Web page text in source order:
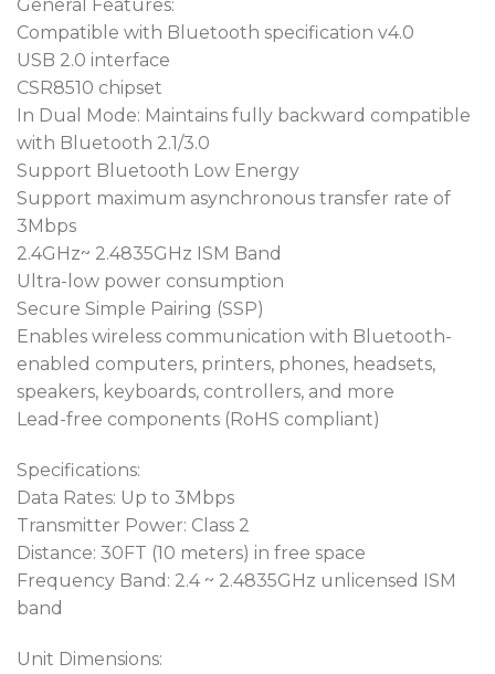
General Features:
Compatible with Bluetooth specification v4.0
USB 2.0 interface
CSR8510 chipset
In Dual Mode: Maintains fully backward compatible
with Bluetooth 2.1/3.0
Support Bluetooth Low Energy
Support maximum asynchronous transfer rate of
3Mbps
2.4GHz~ 2.4835GHz ISM Band
Ultra-low power consumption
Secure Simple Pairing (SSP)
Enables wireless communication with Bluetooth-
enabled computers, printers, phones, headsets,
speakers, keyboards, controllers, and more
Lead-free components (RoHS compliant)
Specifications:
Data Rates: Up to 3Mbps
Transmitter Power: Class 2
Distance: 30FT (10 meters) in free space
Frequency Band: 2.4 ~ 2.4835GHz unlicensed ISM
band
Unit Dimensions: